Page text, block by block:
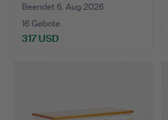
Beendet 6. Aug 2026
16 Gebote
317 USD